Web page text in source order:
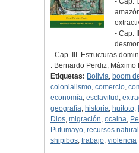
- Cap.
- Cap. III. Estructuras
: Bernardo Perdiz,
Etiquetas: Bolivia, boom
colonialismo, comercio,
economía, esclavitud ,
geografía, historia, huitoto,
Dios, migración, ocaina,
Putumayo, recursos
shipibos, trabajo, violencia